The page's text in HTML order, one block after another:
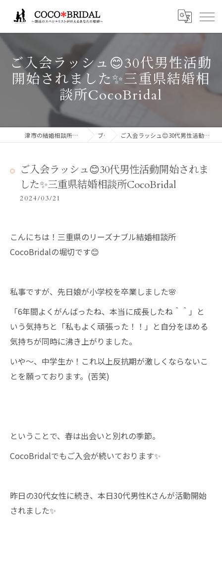
ご入会ラッシュ😊30代男性活動
開始されました✨三重県結婚相
談所CocoBridal
津市の結婚相談所ならCocoBridalココブライダル ブログ ご入会ラッシュ😊30代男性活動開始されました✨三重県結婚相談所CocoBridal
ご入会ラッシュ😊30代男性活動開始されま
した✨三重県結婚相談所CocoBridal
2024/03/21
こんにちは！三重県のリーズナブル結婚相談所
CocoBridalの堀切です😊
私事ですが、先日娘が小学校を卒業しました🌸
「6年間よくがんばったね、本当に成長したね＾＾」と
いう気持ちと「私もよく頑張った！！」と自分をほめる
気持ちが同時に沸き上がりました。
いや～、中学生か！これ以上反抗期が激しくならないこ
とを願っております。(苦笑)
ということで、春は出会いと別れの季節。
CocoBridalでもご入会が続いております✨
昨日の30代女性に続き、本日30代男性Kさんが活動開始
されました✨